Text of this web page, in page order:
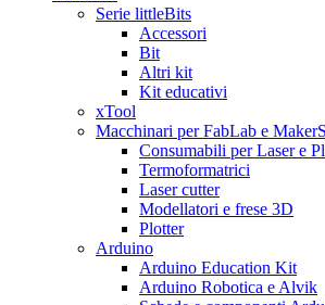
Serie littleBits
Accessori
Bit
Altri kit
Kit educativi
xTool
Macchinari per FabLab e
Consumabili per Laser e
Termoformatrici
Laser cutter
Modellatori e frese 3D
Plotter
Arduino
Arduino Education Kit
Arduino Robotica e Alvik